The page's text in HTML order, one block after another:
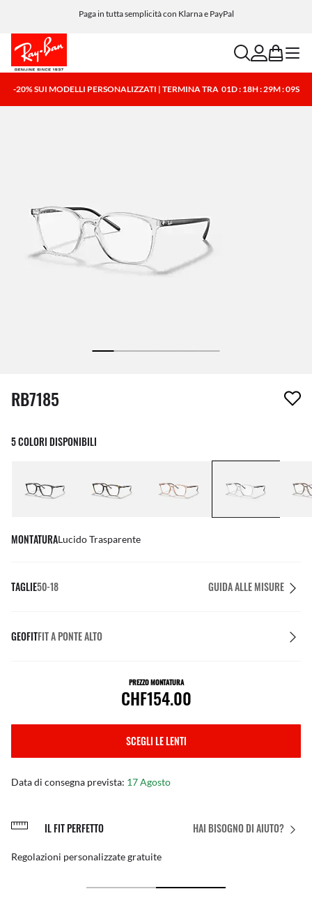
Paga in tutta semplicità con Klarna e PayPal
Personalizza il tuo occhiale e aggiungi un'incisione gratuita
searchaccount
bag menu
-20% SUI MODELLI PERSONALIZZATI | TERMINA TRA 01D : 18H : 29M : 09S
1 articolo è stato aggiunto alla tua wishlist
RB7185
5 COLORI DISPONIBILI
MONTATURALucido Trasparente
TAGLIE50-18 GUIDA ALLE MISURE
GEOFITFIT A PONTE ALTO
PREZZO MONTATURA
CHF154.00
SCEGLI LE LENTI
Data di consegna prevista: 17 Agosto
HAI BISOGNO DI AIUTO?
IL FIT PERFETTO
Regolazioni personalizzate gratuite